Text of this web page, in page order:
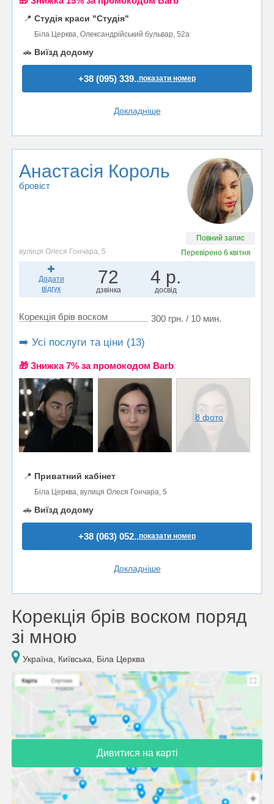
📍 Студія краси "Студія"
Біла Церква, Олександрійський бульвар, 52а
🚗 Виїзд додому
+38 (095) 339..показати номер
Докладніше
Анастасія Король
бровіст
Повний запис
вулиця Олеся Гончара, 5
Перевірено 6 квітня
Додати
відгук
72
дзвінка
4 р.
досвід
Корекція брів воском 300 грн. / 10 мин.
➡️ Усі послуги та ціни (13)
🎁 Знижка 7% за промокодом Barb
8 фото
📍 Приватний кабінет
Біла Церква, вулиця Олеся Гончара, 5
🚗 Виїзд додому
+38 (063) 052..показати номер
Докладніше
Корекція брів воском поряд
зі мною
Україна, Київська, Біла Церква
Дивитися на карті